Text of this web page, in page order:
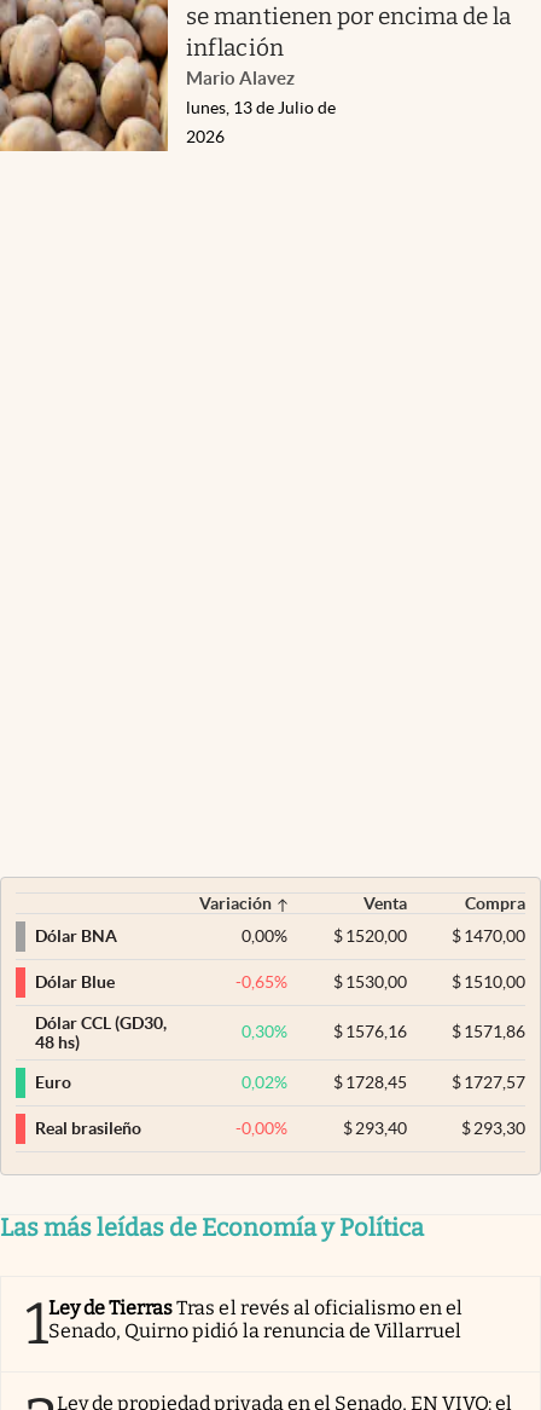
se mantienen por encima de la
inflación
Mario Alavez
lunes, 13 de Julio de
2026
Variación Venta
Compra
Dólar BNA
0,00% $ 1520,00 $1470,00
Dólar Blue -0,65% $ 1530,00 $1510,00
Dólar CCL (GD30,
48 hs)
0,30% $ 1576,16 $1571,86
Euro 0,02% $ 1728,45 $1727,57
Real brasileño -0,00% $ 293,40 $293,30
Las más leídas de Economía y Política
1Ley de TierrasTras el revés al oficialismo en el
Senado, Quirno pidió la renuncia de Villarruel
Ley de propiedad privada en el Senado, EN VIVO: el